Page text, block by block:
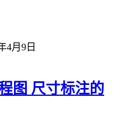
4月9日
图 尺寸标注的